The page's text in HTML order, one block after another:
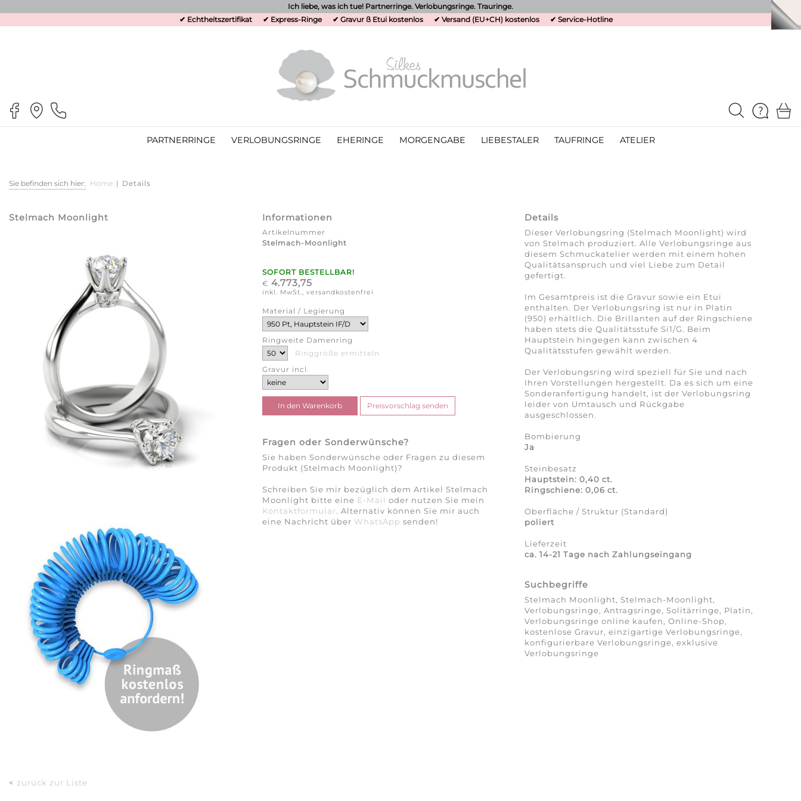
Ich liebe, was ich tue! Partnerringe. Verlobungsringe. Trauringe.
✔ Echtheitszertifikat
✔ Express-Ringe ✔ Gravur ß Etui kostenlos ✔ Versand (EU+CH) kostenlos ✔ Service-Hotline
PARTNERRINGE VERLOBUNGSRINGE EHERINGE MORGENGABE LIEBESTALER TAUFRINGE ATELIER
Sie befinden sich hier: Home | Details
Stelmach Moonlight Informationen
Artikelnummer
Stelmach-Moonlight
SOFORT BESTELLBAR!
€ 4.773,75
inkl. MwSt., versandkostenfrei
Material / Legierung
Ringweite Damenring
Ringgröße ermitteln
Gravur incl.
Fragen oder Sonderwünsche?
Sie haben Sonderwünsche oder Fragen zu diesem
Produkt (Stelmach Moonlight)?
Schreiben Sie mir bezüglich dem Artikel Stelmach
Moonlight bitte eine E-Mail oder nutzen Sie mein
Kontaktformular. Alternativ können Sie mir auch
eine Nachricht über WhatsApp senden!
Details
Dieser Verlobungsring (Stelmach Moonlight) wird
von Stelmach produziert. Alle Verlobungsringe aus
diesem Schmuckatelier werden mit einem hohen
Qualitätsanspruch und viel Liebe zum Detail
gefertigt.
Im Gesamtpreis ist die Gravur sowie ein Etui
enthalten. Der Verlobungsring ist nur in Platin
(950) erhältlich. Die Brillanten auf der Ringschiene
haben stets die Qualitätsstufe Si1/G. Beim
Hauptstein hingegen kann zwischen 4
Qualitätsstufen gewählt werden.
Der Verlobungsring wird speziell für Sie und nach
Ihren Vorstellungen hergestellt. Da es sich um eine
Sonderanfertigung handelt, ist der Verlobungsring
leider von Umtausch und Rückgabe
ausgeschlossen.
Bombierung
Ja
Steinbesatz
Hauptstein: 0,40 ct.
Ringschiene: 0,06 ct.
Oberfläche / Struktur (Standard)
poliert
Lieferzeit
ca. 14-21 Tage nach Zahlungseingang
Suchbegriffe
Stelmach Moonlight, Stelmach-Moonlight,
Verlobungsringe, Antragsringe, Solitärringe, Platin,
Verlobungsringe online kaufen, Online-Shop,
kostenlose Gravur, einzigartige Verlobungsringe,
konfigurierbare Verlobungsringe, exklusive
Verlobungsringe
< zurück zur Liste